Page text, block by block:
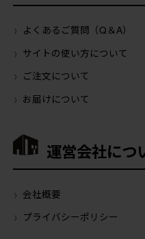
よくあるご質問（Q＆A）
サイトの使い方について
ご注文について
お届けについて
運営会社につ
会社概要
プライバシーポリシー